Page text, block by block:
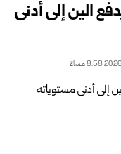
الين إلى أدنى